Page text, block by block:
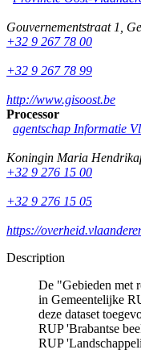
Gouvernementstraat 1
+32 9 267 78 00
+32 9 267 78 99
http://www.gisoost.be
Processor
agentschap Informatie
Koningin Maria
+32 9 276 15 00
+32 9 276 15 05
https://
Description
De "Gebieden met
in Gemeentelijke
deze dataset
RUP 'Brabantse
RUP